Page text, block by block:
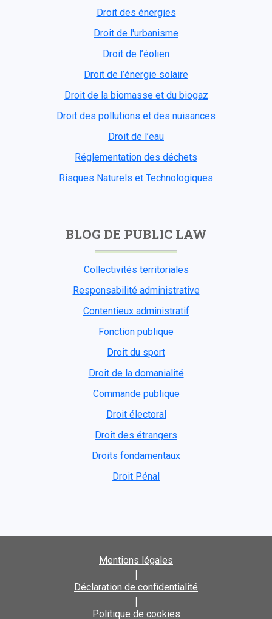
Droit des énergies
Droit de l'urbanisme
Droit de l’éolien
Droit de l’énergie solaire
Droit de la biomasse et du biogaz
Droit des pollutions et des nuisances
Droit de l’eau
Réglementation des déchets
Risques Naturels et Technologiques
BLOG DE PUBLIC LAW
Collectivités territoriales
Responsabilité administrative
Contentieux administratif
Fonction publique
Droit du sport
Droit de la domanialité
Commande publique
Droit électoral
Droit des étrangers
Droits fondamentaux
Droit Pénal
Mentions légales
|
Déclaration de confidentialité
|
Politique de cookies